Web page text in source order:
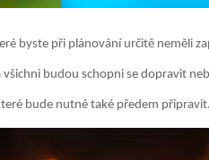
byste při plánování určitě neměli
všichni budou schopni se dopravit
bude nutné také předem